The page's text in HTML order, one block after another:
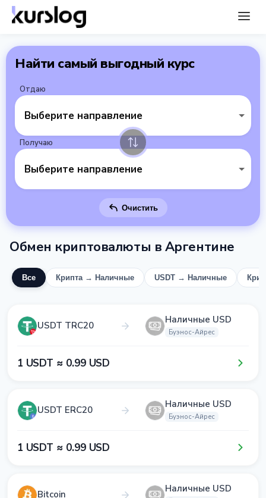
Найти самый выгодный курс
Отдаю
Выберите направление
Получаю
Выберите направление
Очистить
Обмен криптовалюты в Аргентине
Все Крипта → Наличные USDT → Наличные
USDT TRC20 Наличные USD
Буэнос-Айрес
1​ USDT ≈ 0​.9​9​ USD
USDT ERC20 Наличные USD
Буэнос-Айрес
1​ USDT ≈ 0​.9​9​ USD
Bitcoin Наличные USD